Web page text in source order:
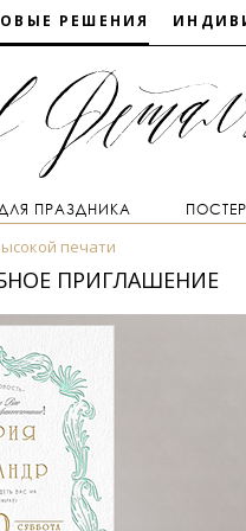
РЕШЕНИЯ
ПРАЗДНИКА
печати
ПРИГЛАШЕНИЕ